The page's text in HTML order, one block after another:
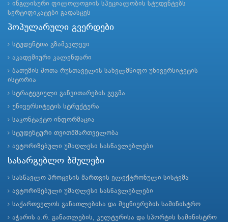
ინგლისური ფილოლოგიის სპეციალობის სტუდენტებს
სერტიფიკატები გადასცეს
პოპულარული გვერდები
სტუდენტთა გზამკვლევი
აკადემიური კალენდარი
ბათუმის შოთა რუსთაველის სახელმწიფო უნივერსიტეტის
ისტორია
სტრატეგიული განვითარების გეგმა
უნივერსიტეტის სტრუქტურა
საკონტაქტო ინფორმაცია
სტუდენტური თვითმმართველობა
ავტორიზებული უმაღლესი სასწავლებლები
სასარგებლო ბმულები
სასწავლო პროცესის მართვის ელექტრონული სისტემა
ავტორიზებული უმაღლესი სასწავლებლები
საქართველოს განათლებისა და მეცნიერების სამინისტრო
აჭარის ა.რ. განათლების, კულტურისა და სპორტის სამინისტრო